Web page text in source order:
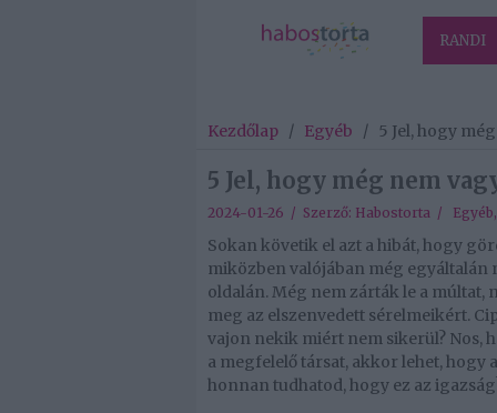
RANDI
Kezdőlap / Egyéb / 5 Jel, hogy
5 Jel, hogy még nem
2024-01-26 / Szerző: Habostorta / Egyéb,
Sokan követik el azt a hibát, hogy
miközben valójában még egyáltalán
oldalán. Még nem zárták le a múltat,
meg az elszenvedett sérelmeikért.
vajon nekik miért nem sikerül? Nos,
a megfelelő társat, akkor lehet, hogy
honnan tudhatod, hogy ez az